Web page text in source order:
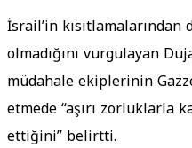
İsrail’in
olmadığını vurgulayan
müdahale ekiplerinin
etmede “aşırı zorluklarla
ettiğini” belirtti.